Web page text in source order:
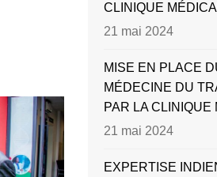
CLINIQUE
21 mai 2024
MISE EN PLACE
MÉDECINE DU
PAR LA
21 mai 2024
EXPERTISE